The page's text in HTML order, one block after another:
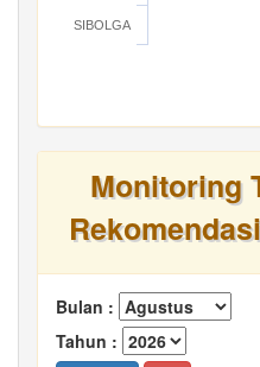
SIBOLGA
Monitoring
Bulan :
Tahun :